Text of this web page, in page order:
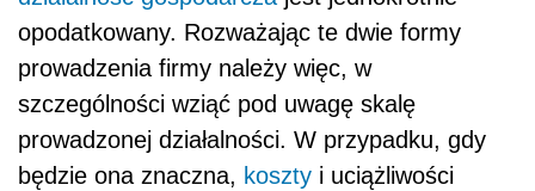
opodatkowany. Rozważając te dwie formy
prowadzenia firmy należy więc, w
szczególności wziąć pod uwagę skalę
prowadzonej działalności. W przypadku, gdy
będzie ona znaczna, koszty i uciążliwości